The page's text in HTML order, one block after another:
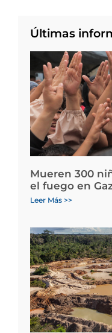
Últimas
Mueren 300
el fuego en
Leer Más >>